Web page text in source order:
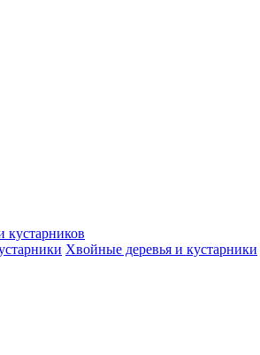
кустарников
Хвойные деревья и кустарники